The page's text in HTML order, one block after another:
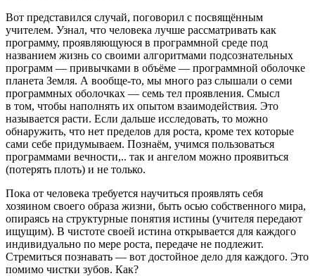
Вот представился случай, поговорил с посвящённым
учителем. Узнал, что человека лучше рассматривать как
программу, проявляющуюся в программной среде под
названием жизнь со своими алгоритмами подсознательных
программ — привычками в объёме — программной оболочке
планета Земля. А вообще-то, мы много раз слышали о семи
программных оболочках — семь тел проявления. Смысл
в том, чтобы наполнять их опытом взаимодействия. Это
называется расти. Если дальше исследовать, то можно
обнаружить, что нет пределов для роста, кроме тех которые
сами себе придумываем. Познаём, учимся пользоваться
программами вечности,.. так и ангелом можно проявиться
(потерять плоть) и не только.
Пока от человека требуется научиться проявлять себя
хозяином своего образа жизни, быть осью собственного мира,
опираясь на структурные понятия истины (учителя передают
ищущим). В чистоте своей истина открывается для каждого
индивидуально по мере роста, передаче не подлежит.
Стремиться познавать — вот достойное дело для каждого. Это
помимо чистки зубов. Как?